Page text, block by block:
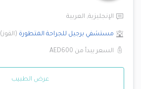
الإنجليزية, العربية
مستشفي برجيل للجراحة المتطورة (القوز)
السعر يبدأ من AED600
عرض الطبيب